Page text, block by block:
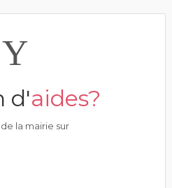
d'aides?
la mairie sur